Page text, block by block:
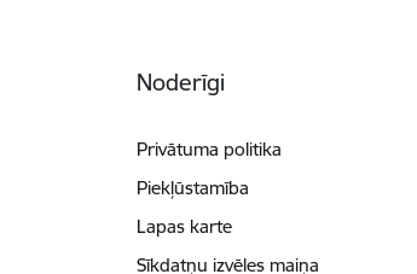
Noderīgi
Privātuma politika
Piekļūstamība
Lapas karte
Sīkdatņu izvēles maiņa